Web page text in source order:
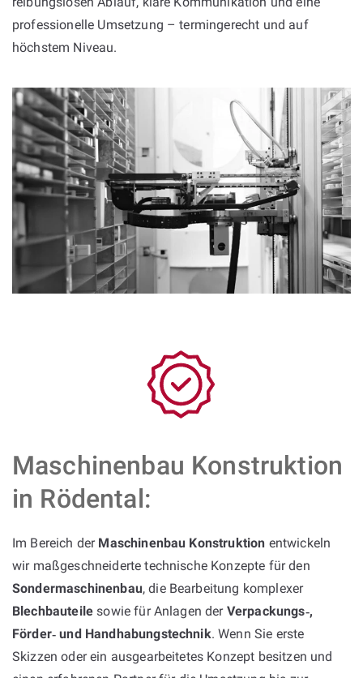
professionelle Umsetzung – termingerecht und auf
höchstem Niveau.
Maschinenbau Konstruktion
in Rödental:
Im Bereich der Maschinenbau Konstruktion entwickeln
wir maßgeschneiderte technische Konzepte für den
Sondermaschinenbau, die Bearbeitung komplexer
Blechbauteile sowie für Anlagen der Verpackungs‑,
Förder‑ und Handhabungstechnik. Wenn Sie erste
Skizzen oder ein ausgearbeitetes Konzept besitzen und